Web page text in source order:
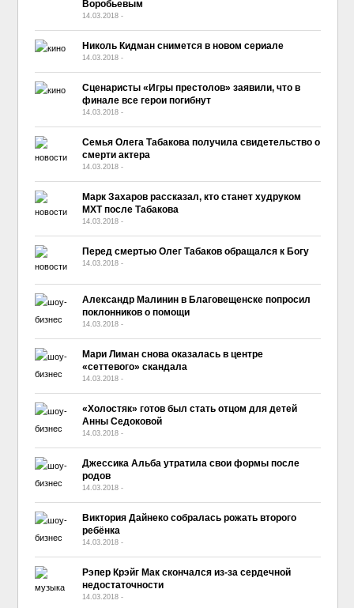
Воробьевым
14.03.2018 -
Николь Кидман снимется в новом сериале
14.03.2018 -
Сценаристы «Игры престолов» заявили, что в
финале все герои погибнут
14.03.2018 -
Семья Олега Табакова получила свидетельство о
смерти актера
14.03.2018 -
Марк Захаров рассказал, кто станет худруком
МХТ после Табакова
14.03.2018 -
Перед смертью Олег Табаков обращался к Богу
14.03.2018 -
Александр Малинин в Благовещенске попросил
поклонников о помощи
14.03.2018 -
Мари Лиман снова оказалась в центре
«сеттевого» скандала
14.03.2018 -
«Холостяк» готов был стать отцом для детей
Анны Седоковой
14.03.2018 -
Джессика Альба утратила свои формы после
родов
14.03.2018 -
Виктория Дайнеко собралась рожать второго
ребёнка
14.03.2018 -
Рэпер Крэйг Мак скончался из-за сердечной
недостаточности
14.03.2018 -